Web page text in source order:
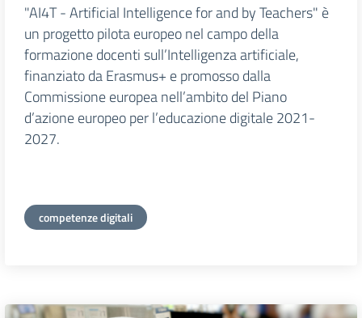
"AI4T - Artificial Intelligence for and by Teachers" è
un progetto pilota europeo nel campo della
formazione docenti sull’Intelligenza artificiale,
finanziato da Erasmus+ e promosso dalla
Commissione europea nell’ambito del Piano
d’azione europeo per l’educazione digitale 2021-
2027.
competenze digitali